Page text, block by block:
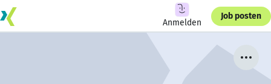
Anmelden
Job posten